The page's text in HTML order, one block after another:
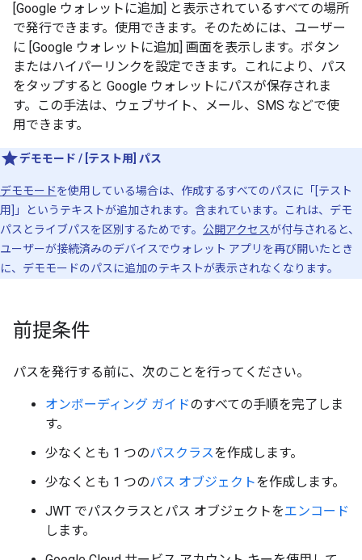
[Google ウォレットに追加] と表示されているすべての場所
で発行できます。使用できます。そのためには、ユーザー
に [Google ウォレットに追加] 画面を表示します。ボタン
またはハイパーリンクを設定できます。これにより、パス
をタップすると Google ウォレットにパスが保存されま
す。この手法は、ウェブサイト、メール、SMS などで使
用できます。
デモモード / [テスト用] パス
デモモードを使用している場合は、作成するすべてのパスに「[テスト
用]」というテキストが追加されます。含まれています。これは、デモ
パスとライブパスを区別するためです。 公開アクセスが付与されると、
ユーザーが接続済みのデバイスでウォレット アプリを再び開いたとき
に、デモモードのパスに追加のテキストが表示されなくなります。
前提条件
パスを発行する前に、次のことを行ってください。
オンボーディング ガイドのすべての手順を完了しま
す。
少なくとも 1 つのパスクラスを作成します。
少なくとも 1 つのパス オブジェクトを作成します。
JWT でパスクラスとパス オブジェクトをエンコード
します。